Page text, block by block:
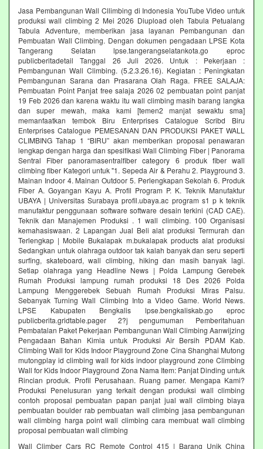
Jasa Pembangunan Wall Cllimbing di Indonesia YouTube Video untuk
produksi wall climbing 2 Mei 2026 Diupload oleh Tabula Petualang
Tabula Adventure, memberikan jasa layanan Pembangunan dan
Pembuatan Wall Climbing. Dengan dokumen pengadaan LPSE Kota
Tangerang Selatan lpse.tangerangselatankota.go eproc
publicberitadetail Tanggal 26 Juli 2026. Untuk : Pekerjaan :
Pembangunan Wall Climbing. (5.2.3.26.16). Kegiatan : Peningkatan
Pembangunan Sarana dan Prasarana Olah Raga. FREE SALAJA:
Pembuatan Point Panjat free salaja 2026 02 pembuatan point panjat
19 Feb 2026 dan karena waktu itu wall climbing masih barang langka
dan super mewah, maka kami [temen2 manjat sewaktu sma]
memanfaatkan tembok Biru Enterprises Catalogue Scribd Biru
Enterprises Catalogue PEMESANAN DAN PRODUKSI PAKET WALL
CLIMBING Tahap 1 “BIRU” akan memberikan proposal penawaran
lengkap dengan harga dan spesifikasi Wall Climbing Fiber | Panorama
Sentral Fiber panoramasentralfiber category 6 produk fiber wall
climbing fiber Kategori untuk "1. Sepeda Air & Perahu 2. Playground 3.
Mainan Indoor 4. Mainan Outdoor 5. Perlengkapan Sekolah 6. Produk
Fiber A. Goyangan Kayu A. Profil Program P. K. Teknik Manufaktur
UBAYA | Universitas Surabaya profil.ubaya.ac program s1 p k teknik
manufaktur penggunaan software software desain terkini (CAD CAE).
Teknik dan Manajemen Produksi . 1 wall climbing. 100 Organisasi
kemahasiswaan. 2 Lapangan Jual Beli alat produksi Termurah dan
Terlengkap | Mobile Bukalapak m.bukalapak products alat produksi
Sedangkan untuk olahraga outdoor tak kalah banyak dan seru seperti
surfing, skateboard, wall climbing, hiking dan masih banyak lagi.
Setiap olahraga yang Headline News | Polda Lampung Gerebek
Rumah Produksi lampung rumah produksi 18 Des 2026 Polda
Lampung Menggerebek Sebuah Rumah Produksi Miras Palsu.
Sebanyak Turning Wall Climbing Into a Video Game. World News.
LPSE Kabupaten Bengkalis lpse.bengkaliskab.go eproc
publicberita.gridtable.pager 2?j pengumuman Pemberitahuan
Pembatalan Paket Pekerjaan Pembangunan Wall Climbing Aanwijzing
Pengadaan Bahan Kimia untuk Produksi Air Bersih PDAM Kab.
Climbing Wall for Kids Indoor Playground Zone Cina Shanghai Mutong
mutongplay id climbing wall for kids indoor playground zone Climbing
Wall for Kids Indoor Playground Zona Nama Item: Panjat Dinding untuk
Rincian produk. Profil Perusahaan. Ruang pamer. Mengapa Kami?
Produksi Penelusuran yang terkait dengan produksi wall climbing
contoh proposal pembuatan papan panjat jual wall climbing biaya
pembuatan boulder rab pembuatan wall climbing jasa pembangunan
wall climbing harga point wall climbing cara membuat wall climbing
proposal pembuatan wall climbing
Wall Climber Cars RC Remote Control 415 | Barang Unik China